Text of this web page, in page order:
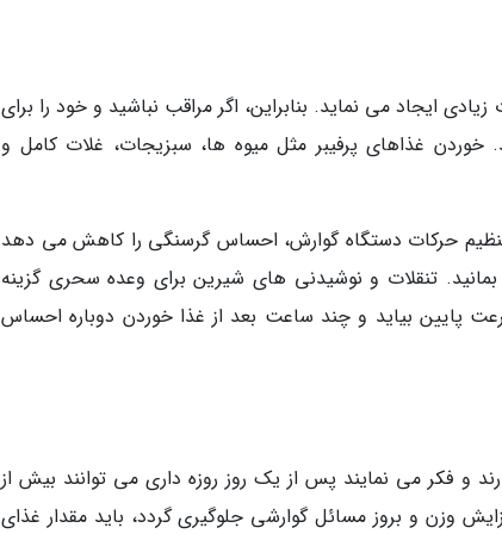
ایجاد می نماید. بنابراین، اگر مراقب نباشید و خود را برای
غذاهای پرفیبر مثل میوه ها، سبزیجات، غلات کامل و
تنظیم حرکات دستگاه گوارش، احساس گرسنگی را کاهش می دهد
تنقلات و نوشیدنی های شیرین برای وعده سحری گزینه
پایین بیاید و چند ساعت بعد از غذا خوردن دوباره احساس
و فکر می نمایند پس از یک روز روزه داری می توانند بیش از
وزن و بروز مسائل گوارشی جلوگیری گردد، باید مقدار غذای